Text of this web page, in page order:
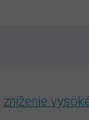
zníženie